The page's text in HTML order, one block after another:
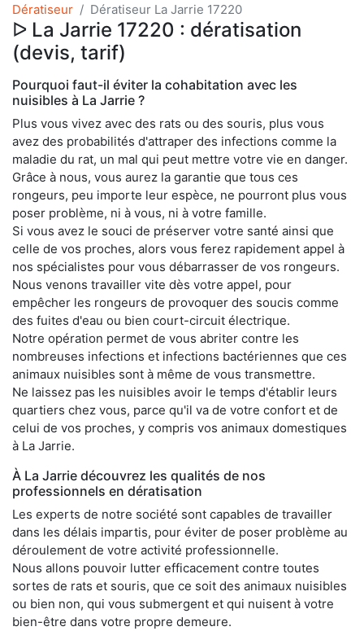
Dératiseur Dératiseur La Jarrie 17220
ᐅ La Jarrie 17220 : dératisation
(devis, tarif)
Pourquoi faut-il éviter la cohabitation avec les
nuisibles à La Jarrie ?
Plus vous vivez avec des rats ou des souris, plus vous
avez des probabilités d'attraper des infections comme la
maladie du rat, un mal qui peut mettre votre vie en danger.
Grâce à nous, vous aurez la garantie que tous ces
rongeurs, peu importe leur espèce, ne pourront plus vous
poser problème, ni à vous, ni à votre famille.
Si vous avez le souci de préserver votre santé ainsi que
celle de vos proches, alors vous ferez rapidement appel à
nos spécialistes pour vous débarrasser de vos rongeurs.
Nous venons travailler vite dès votre appel, pour
empêcher les rongeurs de provoquer des soucis comme
des fuites d'eau ou bien court-circuit électrique.
Notre opération permet de vous abriter contre les
nombreuses infections et infections bactériennes que ces
animaux nuisibles sont à même de vous transmettre.
Ne laissez pas les nuisibles avoir le temps d'établir leurs
quartiers chez vous, parce qu'il va de votre confort et de
celui de vos proches, y compris vos animaux domestiques
à La Jarrie.
À La Jarrie découvrez les qualités de nos
professionnels en dératisation
Les experts de notre société sont capables de travailler
dans les délais impartis, pour éviter de poser problème au
déroulement de votre activité professionnelle.
Nous allons pouvoir lutter efficacement contre toutes
sortes de rats et souris, que ce soit des animaux nuisibles
ou bien non, qui vous submergent et qui nuisent à votre
bien-être dans votre propre demeure.